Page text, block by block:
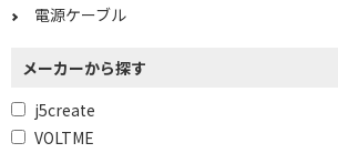
電源ケーブル
メーカーから探す
j5create
VOLTME
USB 3.1 Gen1対応
デュアルディスプレイで絞り込む